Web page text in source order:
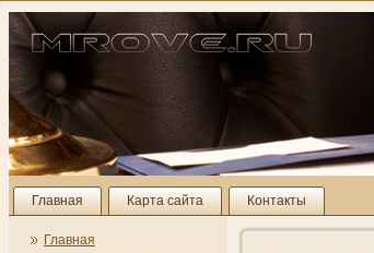
Главная Карта сайта Контакты
Главная